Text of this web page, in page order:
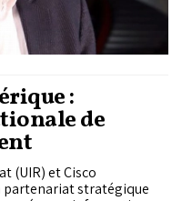
«L’IA doit être
l’apprentissage et non
insiste-t-il.
:
de
(UIR) et Cisco
stratégique